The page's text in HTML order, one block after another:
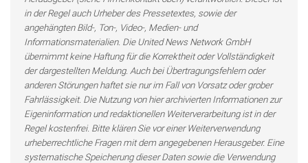
in der Regel auch Urheber des Pressetextes, sowie der
angehängten Bild-, Ton-, Video-, Medien- und
Informationsmaterialien. Die United News Network GmbH
übernimmt keine Haftung für die Korrektheit oder Vollständigkeit
der dargestellten Meldung. Auch bei Übertragungsfehlern oder
anderen Störungen haftet sie nur im Fall von Vorsatz oder grober
Fahrlässigkeit. Die Nutzung von hier archivierten Informationen zur
Eigeninformation und redaktionellen Weiterverarbeitung ist in der
Regel kostenfrei. Bitte klären Sie vor einer Weiterverwendung
urheberrechtliche Fragen mit dem angegebenen Herausgeber. Eine
systematische Speicherung dieser Daten sowie die Verwendung